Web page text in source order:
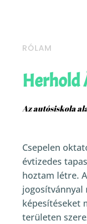
RÓLAM
Herhold
Az autósiskola
Csepelen
évtizedes
hoztam létre.
jogosítvánnyal
képesítéseket
területen